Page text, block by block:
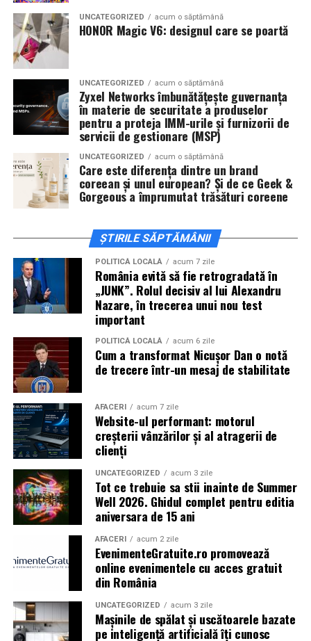
De „Ziua Îndrăgostiților”, pe14 februarie, în Cinema
City Iulius Mall Suceava, de la 18:30, spectatorii sunt
invitați la film alături de regizorul
actoriiSergiu Costache, Vlad si Oana Gherman,
Alexandra Răduță.
Cineplexx Băneasa Shopping City
Bucureștigăzduiește o proiecție specială în prezența
întregii echipe pe15 februarie, de la 17:30.
ÎnCraiova , regizorul Paul Decuși actorii Sergiu
Costache, Azaleea Necula și Oana Gherman vor
Mall pe 16 februarie de la ora 18:00.
ActoriiVlad Gherman, Oana Gherman și Ioana
Ginghină
vin la întâlnirea cu publicul dinCinema City
Vivo! Pitești pe 17 februarie, de la 18:30și vor
participa la o discuție după proiecție, alături de
Paul Decu.
Caravana„În pielea mea”ajunge laCinema City
Shopping City Ploiești, pe 18 februarie, de la 18:30, la
proiecția specială introdusă de regizorul
alături de actoriiIoana State, Vlad și Oana Gherman,
Azaleea Necula și Gabriel Vatavu.
O comedie actuală și spumoasă, filmul
mea”este distribuit de T.R.I.B.E. Films.
TRAILER:https://bit.ly/InPieleaMea
Site oficial:
inpieleamea.ro
Mai multe detalii, imagini de la filmări, fragmente din
film, declarații din partea actorilor și informații despre
concursuri sunt disponibile pe paginile social media ale
filmului deFacebook,Instagram,TikTok
Adrian Pădurețu semnează imaginea filmului. De sunet
UNCATEGORIZED acum o săptămână
HONOR Magic V6: designul care se poartă
UNCATEGORIZED acum o săptămână
Zyxel Networks îmbunătățește guvernanța
în materie de securitate a produselor
pentru a proteja IMM-urile și furnizorii de
servicii de gestionare (MSP)
UNCATEGORIZED acum o săptămână
Care este diferența dintre un brand
coreean și unul european? Și de ce Geek &
Gorgeous a împrumutat trăsături coreene
ȘTIRILE SĂPTĂMÂNII
POLITICĂ LOCALĂ acum 7 zile
România evită să fie retrogradată în
„JUNK”. Rolul decisiv al lui Alexandru
Nazare, în trecerea unui nou test
important
POLITICĂ LOCALĂ acum 6 zile
Cum a transformat Nicușor Dan o notă
de trecere într-un mesaj de stabilitate
AFACERI acum 7 zile
Website-ul performant: motorul
creșterii vânzărilor și al atragerii de
clienți
UNCATEGORIZED acum 3 zile
Tot ce trebuie sa stii inainte de Summer
Well 2026. Ghidul complet pentru editia
aniversara de 15 ani
AFACERI acum 2 zile
EvenimenteGratuite.ro promovează
online evenimentele cu acces gratuit
din România
UNCATEGORIZED acum 3 zile
Mașinile de spălat și uscătoarele bazate
pe inteligență artificială îți cunosc